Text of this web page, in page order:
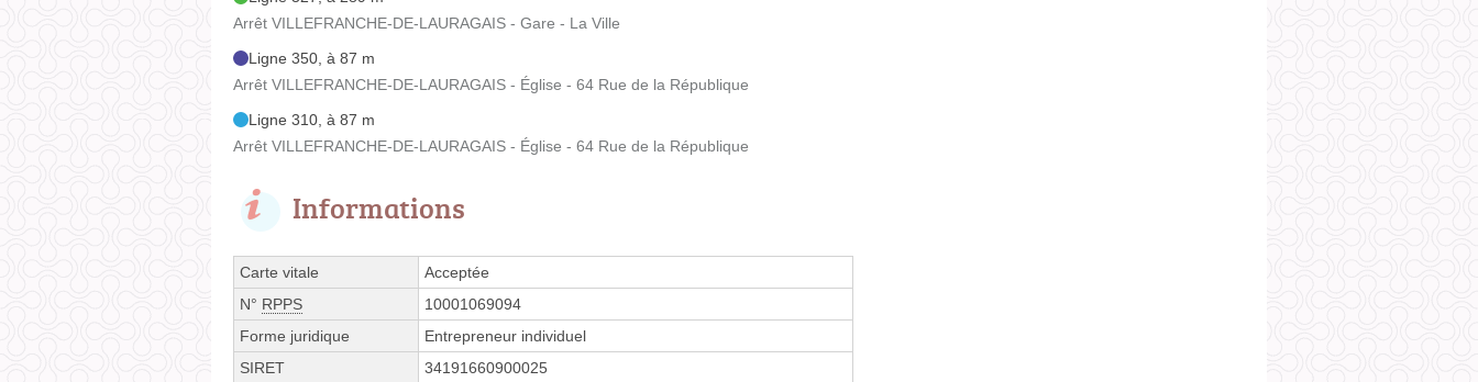
Arrêt VILLEFRANCHE-DE-LAURAGAIS - Gare - La Ville
Ligne 350, à 87 m
Arrêt VILLEFRANCHE-DE-LAURAGAIS - Église - 64 Rue de la République
Ligne 310, à 87 m
Arrêt VILLEFRANCHE-DE-LAURAGAIS - Église - 64 Rue de la République
Informations
Carte vitale
Acceptée
N° RPPS
10001069094
Forme juridique
Entrepreneur individuel
SIRET
34191660900025